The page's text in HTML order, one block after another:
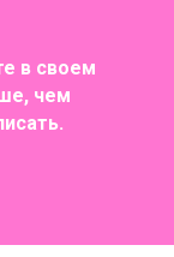
в своем
чем